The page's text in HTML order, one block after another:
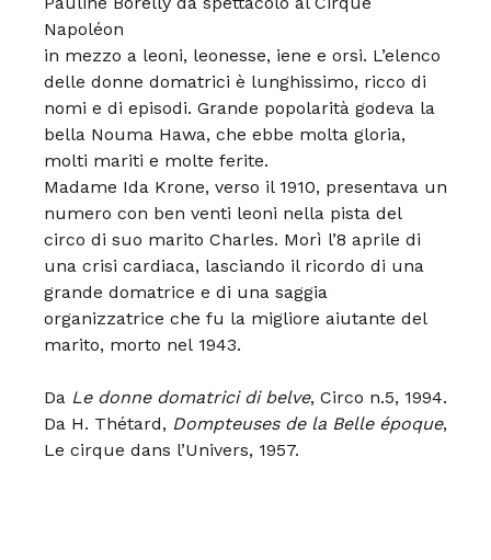
Napoléon
in mezzo a leoni, leonesse, iene e orsi. L’elenco
delle donne domatrici è lunghissimo, ricco di
nomi e di episodi. Grande popolarità godeva la
bella Nouma Hawa, che ebbe molta gloria,
molti mariti e molte ferite.
Madame Ida Krone, verso il 1910, presentava un
numero con ben venti leoni nella pista del
circo di suo marito Charles. Morì l’8 aprile di
una crisi cardiaca, lasciando il ricordo di una
grande domatrice e di una saggia
organizzatrice che fu la migliore aiutante del
marito, morto nel 1943.
Da Le donne domatrici di belve, Circo n.5, 1994.
Da H. Thétard, Dompteuses de la Belle époque,
Le cirque dans l’Univers, 1957.